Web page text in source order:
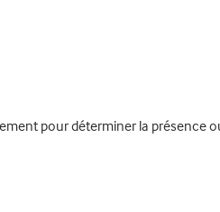
pour déterminer la présence